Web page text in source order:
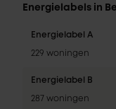
Energielabels in
Energielabel A
229 woningen
Energielabel B
287 woningen